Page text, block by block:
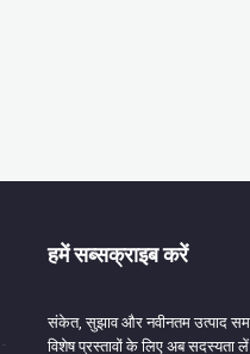
हमें सब्सक्राइब करें
संकेत, सुझाव और नवीनतम उत्पाद
विशेष प्रस्तावों के लिए अब सदस्यता लें